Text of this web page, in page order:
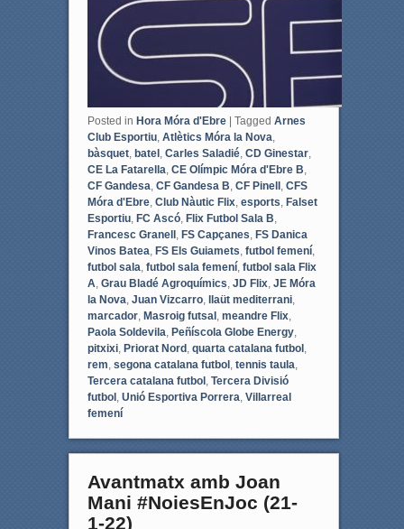
Posted in Hora Móra d'Ebre Tagged Arnes
Club Esportiu, Atlètics Móra la Nova,
bàsquet, batel , Carles Saladié, CD Ginestar,
CE La Fatarella, CE Olímpic Móra d'Ebre B,
CF Gandesa, CF Gandesa B, CF Pinell , CFS
Móra d'Ebre, Club Nàutic Flix, esports, Falset
Esportiu, FC Ascó, Flix Futbol Sala B,
Francesc Granell , FS Capçanes, FS Danica
Vinos Batea, FS Els Guiamets, futbol femení,
futbol sala, futbol sala femení, futbol sala Flix
A, Grau Bladé Agroquímics, JD Flix, JE Móra
la Nova, Juan Vizcarro, llaüt mediterrani,
marcador, Masroig futsal , meandre Flix,
Paola Soldevila, Peñíscola Globe Energy,
pitxixi, Priorat Nord , quarta catalana futbol ,
rem, segona catalana futbol , tennis taula,
Tercera catalana futbol , Tercera Divisió
futbol , Unió Esportiva Porrera, Villarreal
femení
Avantmatx amb Joan
Mani #NoiesEnJoc (21-
1-22)